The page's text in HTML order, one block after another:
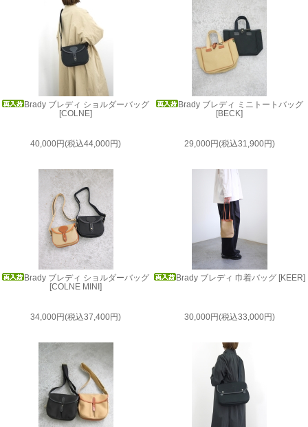
Brady ブレディ ショルダーバッグ
[COLNE]
40,000円(税込44,000円)
Brady ブレディ ミニトートバッグ
[BECK]
29,000円(税込31,900円)
Brady ブレディ ショルダーバッグ
[COLNE MINI]
34,000円(税込37,400円)
Brady ブレディ 巾着バッグ [KEER]
30,000円(税込33,000円)